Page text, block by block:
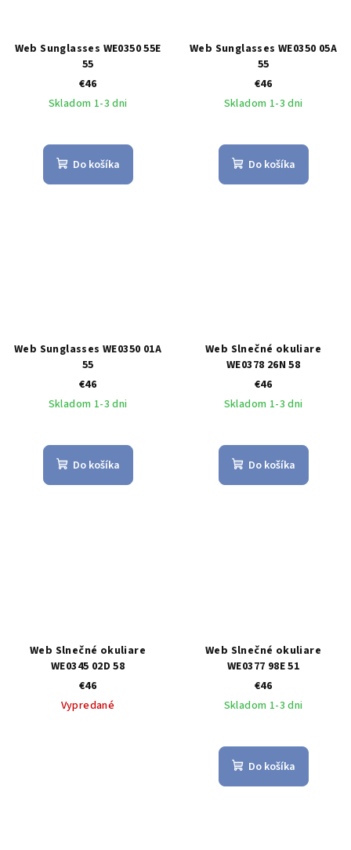
Web Sunglasses WE0350 55E
55
€46
Skladom 1-3 dni
Do košíka
Web Sunglasses WE0350 05A
55
€46
Skladom 1-3 dni
Do košíka
Web Sunglasses WE0350 01A
55
€46
Skladom 1-3 dni
Do košíka
Web Slnečné okuliare
WE0378 26N 58
€46
Skladom 1-3 dni
Do košíka
Web Slnečné okuliare
WE0345 02D 58
€46
Vypredané
Web Slnečné okuliare
WE0377 98E 51
€46
Skladom 1-3 dni
Do košíka